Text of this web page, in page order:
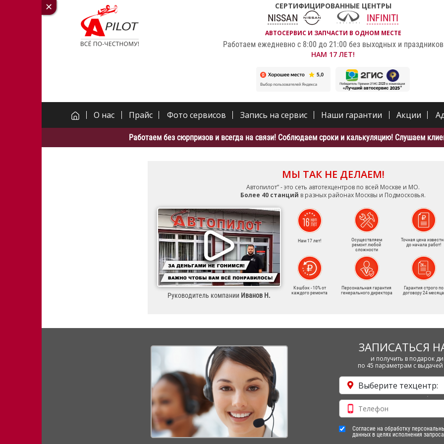
СЕРТИФИЦИРОВАННЫЕ ЦЕНТРЫ
NISSAN INFINITI
АВТОСЕРВИС И ЗАПЧАСТИ В ОДНОМ МЕСТЕ
Работаем ежедневно с 8:00 до 21:00 без выходных и праздников
НАМ 17 ЛЕТ!
О нас Прайс Фото сервисов Запись на сервис Наши гарантии Акции
Работаем без сюрпризов и всегда на связи! Соблюдаем сроки и калькуляцию! Слушаем
МЫ ТАК НЕ ДЕЛАЕМ!
Автопилот” - это сеть автотехцентров по всей Москве и МО.
Более 40 станций в разных районах Москвы и Подмосковья.
Руководитель компании Иванов Н.
Нам 17 лет!
Осуществляем
ремонт любой
сложности
Точная цена
до начала работ!
Кэшбэк - 10% от
каждого ремонта
Персональная гарантия
генерального директора
Гарантия строго по
договору 24 месяца
ЗАПИСАТЬСЯ
и получить в подарок
по 45 параметрам с выдачей
Выберите техцентр:
Согласие на обработку
данных в целях исполнения запроса